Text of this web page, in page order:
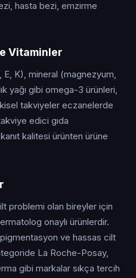
hasta bezi, emzirme
Vitaminler
K), mineral (magnezyum,
yağı gibi omega-3 ürünleri,
takviyeler eczanelerde
edici gıda
kalitesi ürünten ürüne
problemi olan bireyler için
onaylı ürünlerdir.
ve hassas cilt
La Roche-Posay,
gibi markalar sıkça tercih